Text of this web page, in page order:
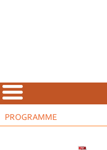
PROGRAMME